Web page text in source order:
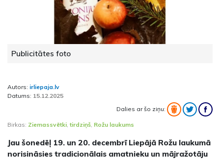
Publicitātes foto
Autors: irliepaja.lv
Datums: 15.12.2025
Dalies ar šo ziņu:
Birkas: Ziemassvētki,tirdziņš, Rožu laukums
Jau šonedēļ 19. un 20. decembrī Liepājā Rožu laukumā
norisināsies tradicionālais amatnieku un mājražotāju